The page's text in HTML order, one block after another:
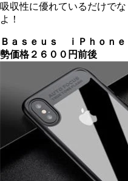
吸収性に優れているだけで
よ！
Ｂａｓｅｕｓ ｉＰｈｏｎ
勢価格２６００円前後